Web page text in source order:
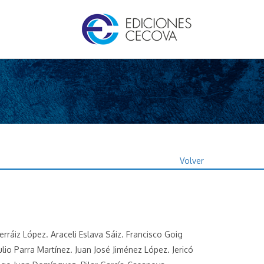
Volver
López. Araceli Eslava Sáiz. Francisco Goig
Parra Martínez. Juan José Jiménez López. Jericó